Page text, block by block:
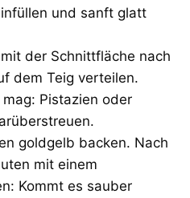
und sanft glatt
der Schnittfläche nach
dem Teig verteilen.
mag: Pistazien oder
goldgelb backen. Nach
mit einem
Kommt es sauber